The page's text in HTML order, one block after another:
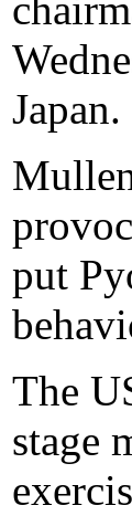
Japan.
put
The
stage